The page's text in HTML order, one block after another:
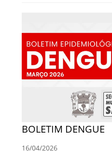
BOLETIM DENGUE
16/04/2026